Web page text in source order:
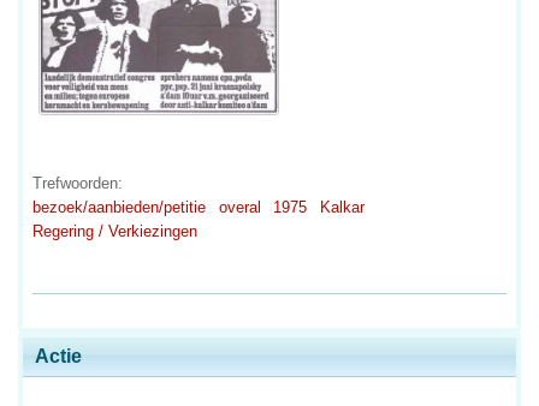
Actie
Trefwoorden:
bezoek/aanbieden/petitie
overal 1975
Kalkar
Regering / Verkiezingen